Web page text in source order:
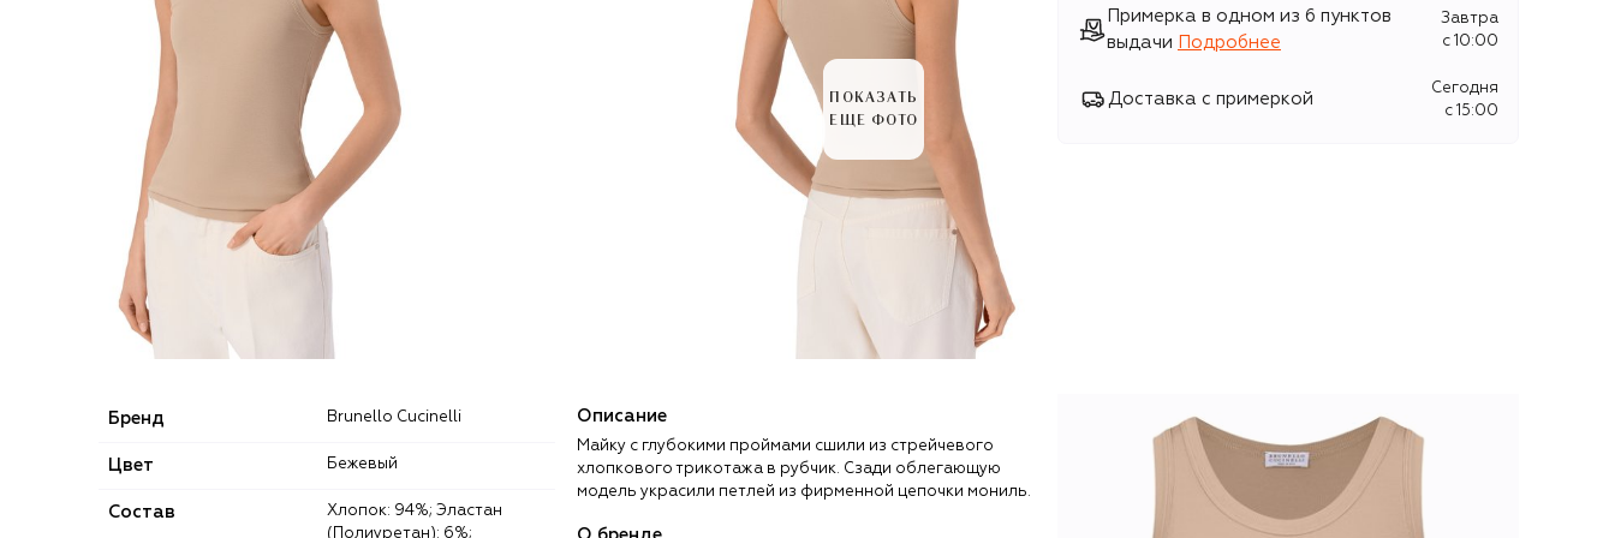
ПОКАЗАТЬ
ЕЩЕ ФОТО
Примерка в одном из 6 пунктов
выдачи
Подробнее
Завтра
c 10:00
Доставка с примеркой
Сегодня
c 15:00
Бренд Brunello Cucinelli
Цвет Бежевый
Состав
Хлопок: 94%; Эластан
(Полиуретан): 6%;
Описание
Майку с глубокими проймами сшили из стрейчевого
хлопкового трикотажа в рубчик. Сзади облегающую
модель украсили петлей из фирменной цепочки мониль.